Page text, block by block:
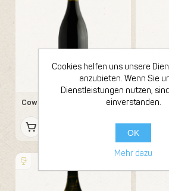
Sam Vinciullo
Cowaramup Red
26,80 € inkl. Steuer
Cookies helfen uns unsere
anzubieten. Wenn Sie
Dienstleistungen nutzen,
einverstanden.
OK
Mehr dazu